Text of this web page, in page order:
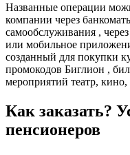
Названные операции
компании через
самообслуживания ,
или мобильное
созданный для покупки
промокодов Биглион ,
мероприятий театр,
Как заказать?
пенсионеров